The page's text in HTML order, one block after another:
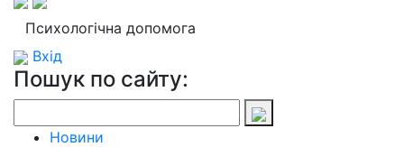
Психологічна допомога
Вхід
Пошук по сайту:
Новини